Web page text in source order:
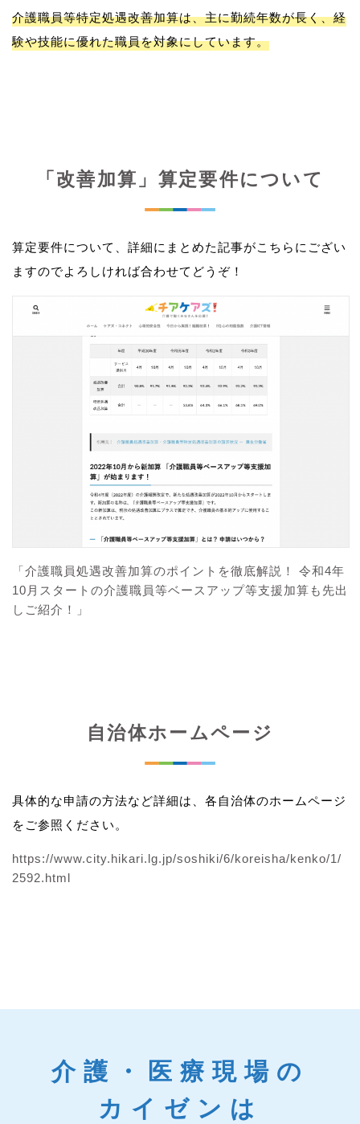
介護職員等特定処遇改善加算は、主に勤続年数が長く、経
験や技能に優れた職員を対象にしています。
「改善加算」算定要件について
算定要件について、詳細にまとめた記事がこちらにござい
ますのでよろしければ合わせてどうぞ！
「介護職員処遇改善加算のポイントを徹底解説！ 令和4年
10月スタートの介護職員等ベースアップ等支援加算も先出
しご紹介！」
自治体ホームページ
具体的な申請の方法など詳細は、各自治体のホームページ
をご参照ください。
https://www.city.hikari.lg.jp/soshiki/6/koreisha/kenko/1/
2592.html
介護・医療現場の
カイゼンは